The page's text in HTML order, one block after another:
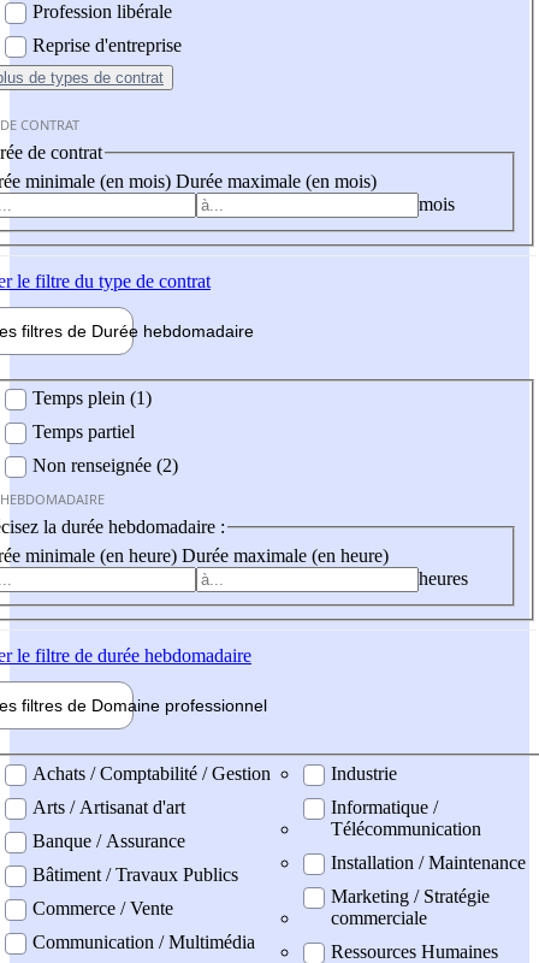
Profession libérale
Reprise d'entreprise
de types de contrat
CONTRAT
de contrat
minimale (en mois) Durée maximale (en mois)
mois
le filtre du type de contrat
filtres de Durée hebdomadaire
Temps plein (1)
Temps partiel
Non renseignée (2)
la durée hebdomadaire :
minimale (en heure) Durée maximale (en heure)
heures
le filtre de durée hebdomadaire
filtres de Domaine professionnel
professionel
Achats / Comptabilité / Gestion
Arts / Artisanat d'art
Banque / Assurance
Bâtiment / Travaux Publics
Commerce / Vente
Communication / Multimédia
Industrie
Informatique /
Télécommunication
Installation / Maintenance
Marketing / Stratégie
commerciale
Ressources Humaines